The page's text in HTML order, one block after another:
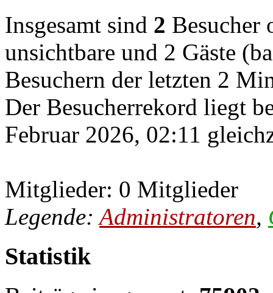
Insgesamt sind 2 Besucher
unsichtbare und 2 Gäste
Besuchern der letzten 2
Der Besucherrekord liegt
Februar 2026, 02:11
Mitglieder: 0 Mitglieder
Legende:Administratoren,
Statistik